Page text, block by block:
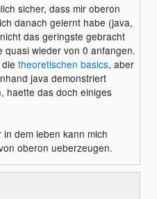
sicher, dass mir oberon
danach gelernt habe (java,
das geringste gebracht
quasi wieder von 0 anfangen.
theoretischen basics, aber
java demonstriert
haette das doch einiges
dem leben kann mich
oberon ueberzeugen.